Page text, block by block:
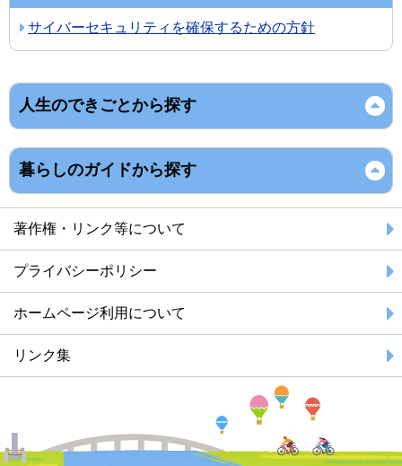
サイバーセキュリティを確保するための方針
人生のできごとから探す
暮らしのガイドから探す
著作権・リンク等について
プライバシーポリシー
ホームページ利用について
リンク集